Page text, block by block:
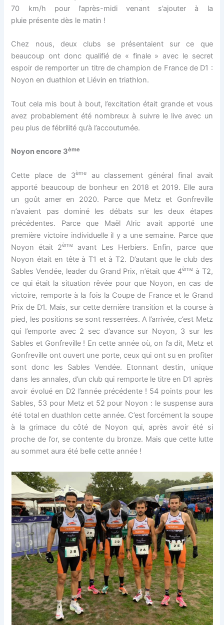
70 km/h pour l’après-midi venant s’ajouter à la
pluie présente dès le matin !
Chez nous, deux clubs se présentaient sur ce que
beaucoup ont donc qualifié de « finale » avec le secret
espoir de remporter un titre de champion de France de D1 :
Noyon en duathlon et Liévin en triathlon.
Tout cela mis bout à bout, l’excitation était grande et vous
avez probablement été nombreux à suivre le live avec un
peu plus de fébrilité qu’à l’accoutumée.
Noyon encore 3ème
Cette place de 3èmeau classement général final avait
apporté beaucoup de bonheur en 2018 et 2019. Elle aura
un goût amer en 2020. Parce que Metz et Gonfreville
n’avaient pas dominé les débats sur les deux étapes
précédentes. Parce que Maël Alric avait apporté une
première victoire individuelle il y a une semaine. Parce que
Noyon était 2ème
avant Les Herbiers. Enfin, parce que
Noyon était en tête à T1 et à T2. D’autant que le club des
Sables Vendée, leader du Grand Prix, n’était que 4èmeà T2,
ce qui était la situation rêvée pour que Noyon, en cas de
victoire, remporte à la fois la Coupe de France et le Grand
Prix de D1. Mais, sur cette dernière transition et la course à
pied, les positions se sont resserrées. A l’arrivée, c’est Metz
qui l’emporte avec 2 sec d’avance sur Noyon, 3 sur les
Sables et Gonfreville ! En cette année où, on l’a dit, Metz et
Gonfreville ont ouvert une porte, ceux qui ont su en profiter
sont donc les Sables Vendée. Etonnant destin, unique
dans les annales, d’un club qui remporte le titre en D1 après
avoir évolué en D2 l’année précédente ! 54 points pour les
Sables, 53 pour Metz et 52 pour Noyon : le suspense aura
été total en duathlon cette année. C’est forcément la soupe
à la grimace du côté de Noyon qui, après avoir été si
proche de l’or, se contente du bronze. Mais que cette lutte
au sommet aura été belle cette année !